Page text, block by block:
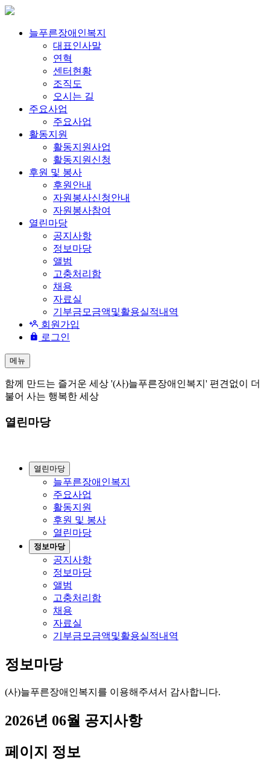
늘푸른장애인복지
대표인사말
연혁
센터현황
조직도
오시는 길
주요사업
주요사업
활동지원
활동지원사업
활동지원신청
후원 및 봉사
후원안내
자원봉사신청안내
자원봉사참여
열린마당
공지사항
정보마당
앨범
고충처리함
채용
자료실
기부금모금액및활용실적내역
회원가입
로그인
메뉴
함께 만드는 즐거운 세상 '(사)늘푸른장애인복지' 편견없이 더
불어 사는 행복한 세상
열린마당
열린마당
늘푸른장애인복지
주요사업
활동지원
후원 및 봉사
열린마당
정보마당
공지사항
정보마당
앨범
고충처리함
채용
자료실
기부금모금액및활용실적내역
정보마당
(사)늘푸른장애인복지를 이용해주셔서 감사합니다.
2026년 06월 공지사항
페이지 정보